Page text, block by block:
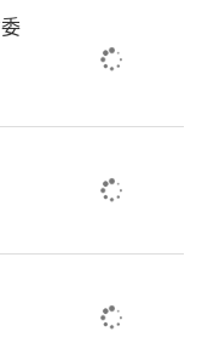
河流域生态保
空气质量“退
核心目标，
生态环境质